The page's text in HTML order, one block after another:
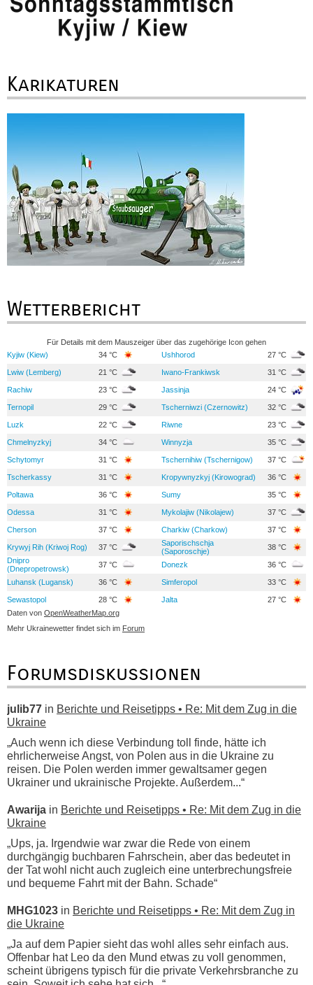
Karikaturen
Wetterbericht
Für Details mit dem Mauszeiger über das zugehörige Icon gehen
Kyjiw (Kiew)
34 °C Ushhorod 27 °C
Lwiw (Lemberg) 21 °C Iwano-Frankiwsk 31 °C
Rachiw 23 °C Jassinja 24 °C
Ternopil 29 °C Tscherniwzi (Czernowitz) 32 °C
Luzk 22 °C Riwne 23 °C
Chmelnyzkyj 34 °C Winnyzja 35 °C
Schytomyr 31 °C Tschernihiw (Tschernigow) 37 °C
Tscherkassy 31 °C Kropywnyzkyj (Kirowograd) 36 °C
Poltawa 36 °C Sumy 35 °C
Odessa 31 °C Mykolajiw (Nikolajew) 37 °C
Cherson 37 °C Charkiw (Charkow) 37 °C
Krywyj Rih (Kriwoj Rog) 37 °C
Saporischschja
(Saporoschje)
38 °C
Dnipro
(Dnepropetrowsk)
37 °C Donezk 36 °C
Luhansk (Lugansk) 36 °C Simferopol 33 °C
Sewastopol 28 °C Jalta
27 °C
Daten von OpenWeatherMap.org
Mehr Ukrainewetter findet sich im Forum
Forumsdiskussionen
julib77 in Berichte und Reisetipps • Re: Mit dem Zug in die
Ukraine
„Auch wenn ich diese Verbindung toll finde, hätte ich
ehrlicherweise Angst, von Polen aus in die Ukraine zu
reisen. Die Polen werden immer gewaltsamer gegen
Ukrainer und ukrainische Projekte. Außerdem...“
Awarija in Berichte und Reisetipps • Re: Mit dem Zug in die
Ukraine
„Ups, ja. Irgendwie war zwar die Rede von einem
durchgängig buchbaren Fahrschein, aber das bedeutet in
der Tat wohl nicht auch zugleich eine unterbrechungsfreie
und bequeme Fahrt mit der Bahn. Schade“
MHG1023 in Berichte und Reisetipps • Re: Mit dem Zug in
die Ukraine
„Ja auf dem Papier sieht das wohl alles sehr einfach aus.
Offenbar hat Leo da den Mund etwas zu voll genommen,
scheint übrigens typisch für die private Verkehrsbranche zu